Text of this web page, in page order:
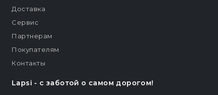
Lapsi - c заботой о самом дорогом!
Доставка
Сервис
Партнерам
Покупателям
Контакты